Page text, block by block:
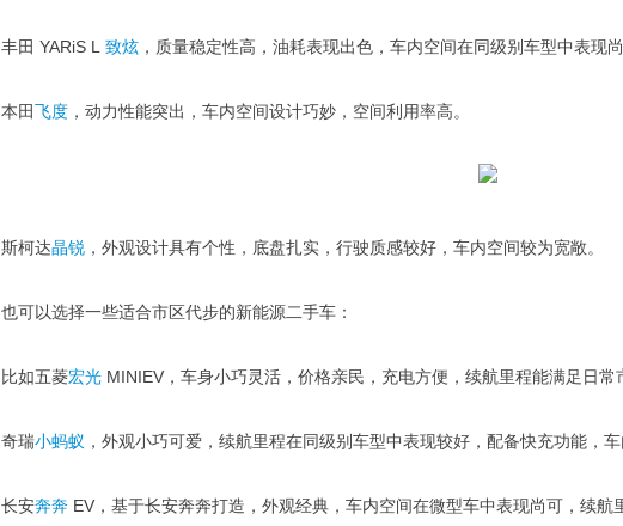
丰田 YARiS L 致炫 ，质量稳定性高，油耗表现出色，车内空间在同级别车型中表现尚
本田飞度 ，动力性能突出，车内空间设计巧妙，空间利用率高。
斯柯达晶锐 ，外观设计具有个性，底盘扎实，行驶质感较好，车内空间较为宽敞。
也可以选择一些适合市区代步的新能源二手车：
比如五菱宏光 MINIEV，车身小巧灵活，价格亲民，充电方便，续航里程能满足日常
奇瑞小蚂蚁 ，外观小巧可爱，续航里程在同级别车型中表现较好，配备快充功能，车
长安奔奔 EV，基于长安奔奔打造，外观经典，车内空间在微型车中表现尚可，续航